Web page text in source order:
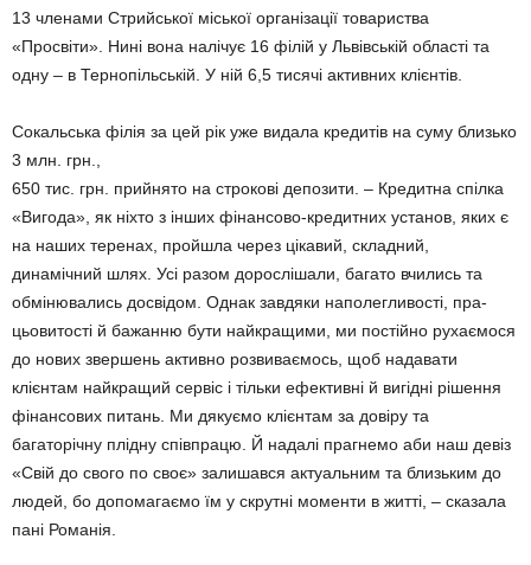
13 членами Стрийської місь­кої організації товариства
«Просвіти». Нині вона налі­чує 16 філій у Львівській об­ласті та
одну – в Терно­пільській. У ній 6,5 тисячі активних клієнтів.
Сокальська філія за цей рік уже видала кредитів на суму близько
3 млн. грн.,
650 тис. грн. прийнято на строкові депозити. – Кредит­на спілка
«Вигода», як ніхто з інших фінансово-кредитних установ, яких є
на наших те­ренах, пройшла через ціка­вий, складний,
динамічний шлях. Усі разом доросліша­ли, багато вчились та
обмі­нювались досвідом. Однак завдяки наполегливості, пра­
цьовитості й бажанню бути найкращими, ми постійно ру­хаємося
до нових звершень активно розвиваємось, щоб надавати
клієнтам найкра­щий сервіс і тільки ефективні й вигідні рішення
фінансових питань. Ми дякуємо клієнтам за довіру та
багаторічну плід­ну співпрацю. Й надалі праг­немо аби наш девіз
«Свій до свого по своє» залишався актуальним та близьким до
людей, бо допомагаємо їм у скрутні моменти в житті, – сказала
пані Романія.